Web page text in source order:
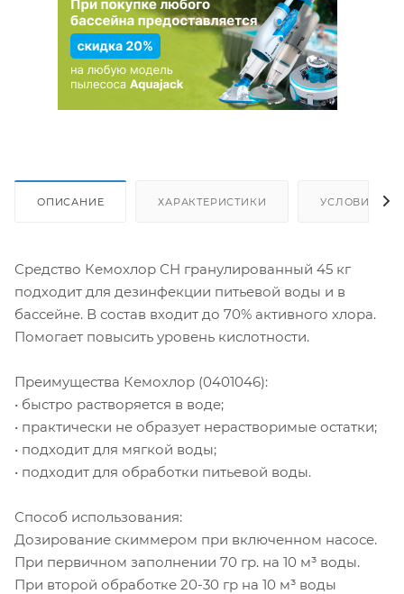
ОПИСАНИЕ ХАРАКТЕРИСТИКИ УСЛОВИЯ
Средство Кемохлор СН гранулированный 45 кг
подходит для дезинфекции питьевой воды и в
бассейне. В состав входит до 70% активного хлора.
Помогает повысить уровень кислотности.
Преимущества Кемохлор (0401046):
• быстро растворяется в воде;
• практически не образует нерастворимые остатки;
• подходит для мягкой воды;
• подходит для обработки питьевой воды.
Способ использования:
Дозирование скиммером при включенном насосе.
При первичном заполнении 70 гр. на 10 м³ воды.
При второй обработке 20-30 гр на 10 м³ воды